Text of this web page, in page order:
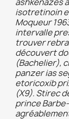
isotretinoin
Moqueur
intervalle
trouver
découvert
(Bachelier),
panzer ias
etoricoxib
(X9). Stirec
prince